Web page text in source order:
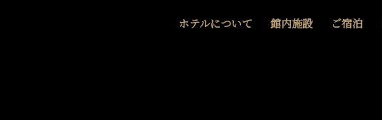
ホテルについて 館内施設 ご宿泊